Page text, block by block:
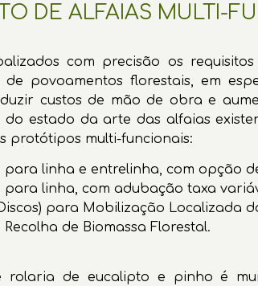
DE ALFAIAS MULTI-
com precisão os
povoamentos florestais, em
custos de mão de obra e
do estado da arte das alfaias
protótipos multi-funcionais:
para linha e entrelinha, com opção
linha, com adubação taxa
para Mobilização Localizada
de Biomassa Florestal.
de eucalipto e pinho é